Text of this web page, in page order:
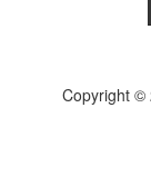
Copyright ©